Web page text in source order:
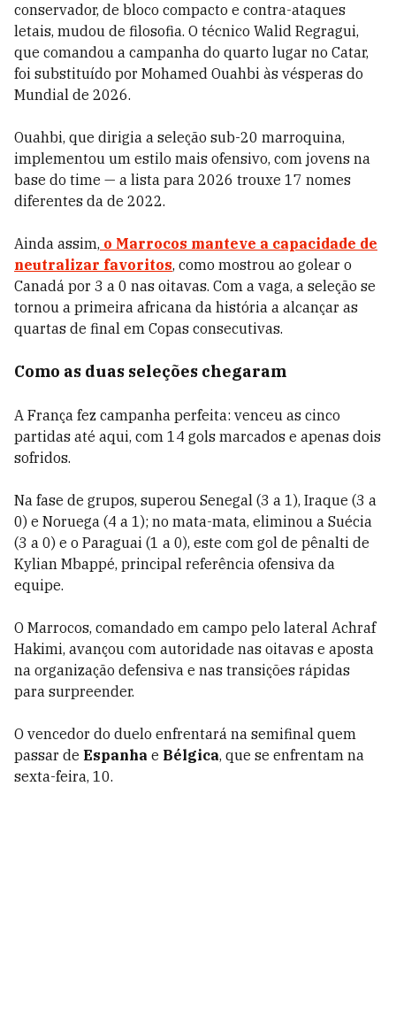
conservador, de bloco compacto e contra-ataques
letais, mudou de filosofia. O técnico Walid Regragui,
que comandou a campanha do quarto lugar no Catar,
foi substituído por Mohamed Ouahbi às vésperas do
Mundial de 2026.
Ouahbi, que dirigia a seleção sub-20 marroquina,
implementou um estilo mais ofensivo, com jovens na
base do time — a lista para 2026 trouxe 17 nomes
diferentes da de 2022.
Ainda assim, o Marrocos manteve a capacidade de
neutralizar favoritos, como mostrou ao golear o
Canadá por 3 a 0 nas oitavas. Com a vaga, a seleção se
tornou a primeira africana da história a alcançar as
quartas de final em Copas consecutivas.
Como as duas seleções chegaram
A França fez campanha perfeita: venceu as cinco
partidas até aqui, com 14 gols marcados e apenas dois
sofridos.
Na fase de grupos, superou Senegal (3 a 1), Iraque (3 a
0) e Noruega (4 a 1); no mata-mata, eliminou a Suécia
(3 a 0) e o Paraguai (1 a 0), este com gol de pênalti de
Kylian Mbappé, principal referência ofensiva da
equipe.
O Marrocos, comandado em campo pelo lateral Achraf
Hakimi, avançou com autoridade nas oitavas e aposta
na organização defensiva e nas transições rápidas
para surpreender.
O vencedor do duelo enfrentará na semifinal quem
passar de Espanha e Bélgica, que se enfrentam na
sexta-feira, 10.